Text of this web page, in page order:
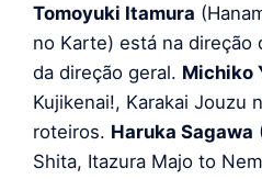
Tomoyuki Itamura
no Karte) está na direção
da direção geral. Michiko
Kujikenai!, Karakai Jouzu
roteiros. Haruka Sagawa
Shita, Itazura Majo to